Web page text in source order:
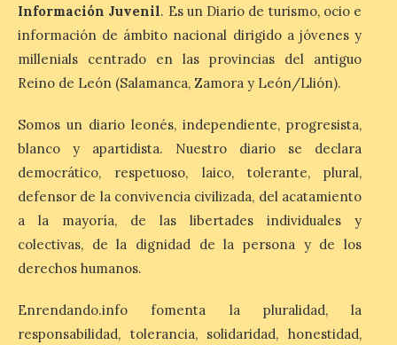
Patrimonio Nacional
cancela la temporada de
fuentes de La Granja ante
la escasez de agua
Esta medida afecta a los
espectáculos nocturnos
de la Fuente Baños de
Diana previstos para los
días 8, 15 y 22 de agosto,
así como al encendido extraordinario del
día 25. La reserva de agua en el estanque
El Descenso Internacional
Información Juvenil. Es un Diario de turismo, ocio e
información de ámbito nacional dirigido a jóvenes y
millenials centrado en las provincias del antiguo
Reino de León (Salamanca, Zamora y León/Llión).
Somos un diario leonés, independiente, progresista,
blanco y apartidista. Nuestro diario se declara
democrático, respetuoso, laico, tolerante, plural,
defensor de la convivencia civilizada, del acatamiento
a la mayoría, de las libertades individuales y
colectivas, de la dignidad de la persona y de los
derechos humanos.
Enrendando.info fomenta la pluralidad, la
responsabilidad, tolerancia, solidaridad, honestidad,